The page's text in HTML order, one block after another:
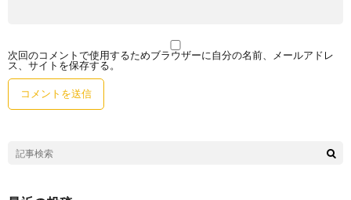
次回のコメントで使用するためブラウザーに自分の名前、メールアドレ
ス、サイトを保存する。